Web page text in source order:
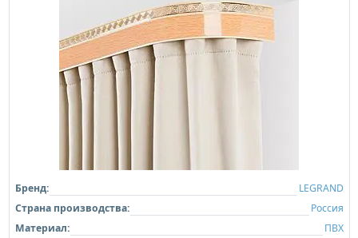
Бренд:
LEGRAND
Страна производства:
Россия
Материал:
ПВХ